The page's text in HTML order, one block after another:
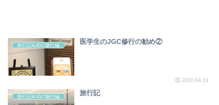
旅行記&JGC修行編 医学生のJGC修行の勧め②
2020.04.19
旅行記&JGC修行編 旅行記